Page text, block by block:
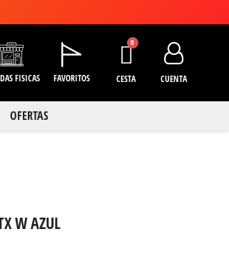
FISICAS FAVORITOS CESTA CUENTA
OFERTAS
W AZUL